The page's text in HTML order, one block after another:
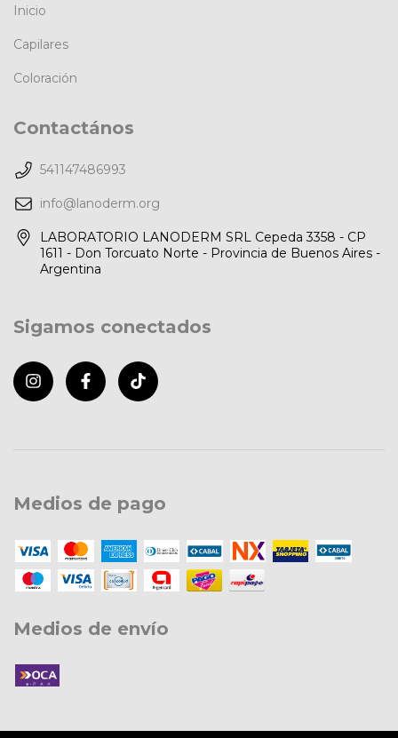
Inicio
Capilares
Coloración
Contactános
541147486993
info@lanoderm.org
LABORATORIO LANODERM SRL Cepeda 3358 - CP
1611 - Don Torcuato Norte - Provincia de Buenos Aires -
Argentina
Sigamos conectados
Medios de pago
Medios de envío